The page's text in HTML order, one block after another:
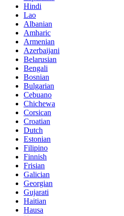
Hindi
Lao
Albanian
Amharic
Armenian
Azerbaijani
Belarusian
Bengali
Bosnian
Bulgarian
Cebuano
Chichewa
Corsican
Croatian
Dutch
Estonian
Filipino
Finnish
Frisian
Galician
Georgian
Gujarati
Haitian
Hausa